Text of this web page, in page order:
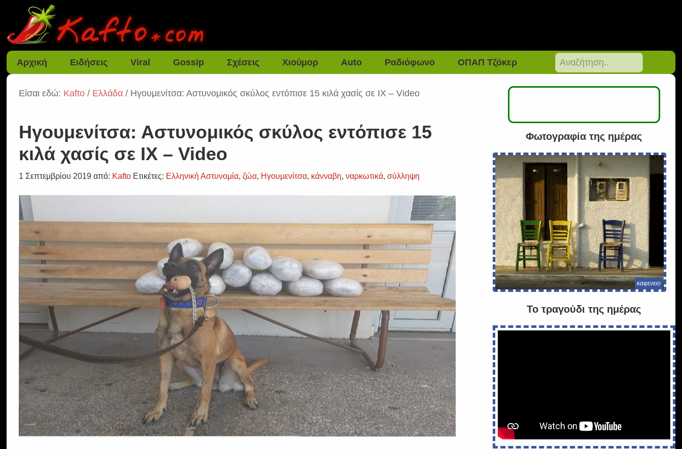
Αρχική Ειδήσεις Viral Gossip Σχέσεις Χιούμορ Auto Ραδιόφωνο ΟΠΑΠ Τζόκερ
Είσαι εδώ: Kafto / Ελλάδα / Ηγουμενίτσα: Αστυνομικός σκύλος εντόπισε 15 κιλά χασίς σε ΙΧ – Video
Ηγουμενίτσα: Αστυνομικός σκύλος εντόπισε 15
κιλά χασίς σε ΙΧ – Video
1 Σεπτεμβρίου 2019 από: Kafto Ετικέτες: Ελληνική Αστυνομία,ζώα, Ηγουμενίτσα, κάνναβη,ναρκωτικά,σύλληψη
Φωτογραφία της ημέρας
καφενειο
Το τραγούδι της ημέρας